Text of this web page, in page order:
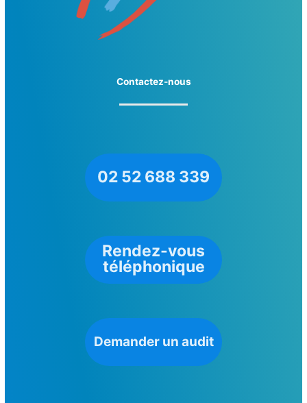
Contactez-nous
02 52 688 339
Rendez-vous
téléphonique
Demander un audit